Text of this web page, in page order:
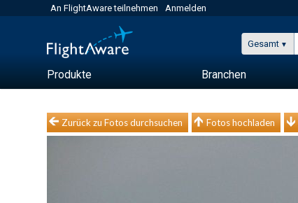
An FlightAware teilnehmen Anmelden
Gesamt
Produkte Branchen
Zurück zu Fotos durchsuchen Fotos hochladen